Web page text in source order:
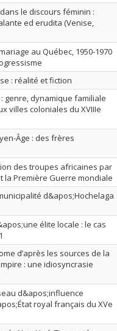
le discours féminin :
ed erudita (Venise,
au Québec, 1950-1970
: réalité et fiction
genre, dynamique familiale
villes coloniales du XVIIIe
Âge : des frères
des troupes africaines par
la Première Guerre mondiale
d&apos;Hochelaga
élite locale : le cas
d’après les sources de la
: une idiosyncrasie
d&apos;influence
royal français du XVe